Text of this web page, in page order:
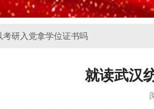
研入党拿学位证书吗
就读武汉